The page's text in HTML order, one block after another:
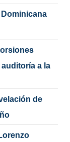
a la
de